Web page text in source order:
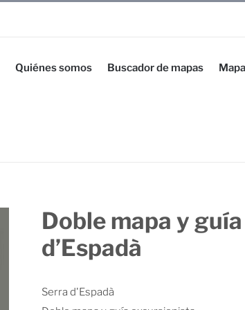
Quiénes somos Buscador de mapas
Doble mapa y
d’Espadà
Serra d'Espadà